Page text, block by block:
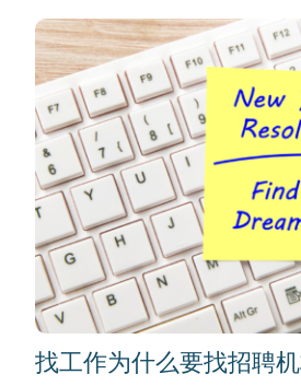
找工作为什么要找招聘